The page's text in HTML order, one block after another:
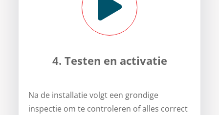
4. Testen en activatie
Na de installatie volgt een grondige
inspectie om te controleren of alles correct